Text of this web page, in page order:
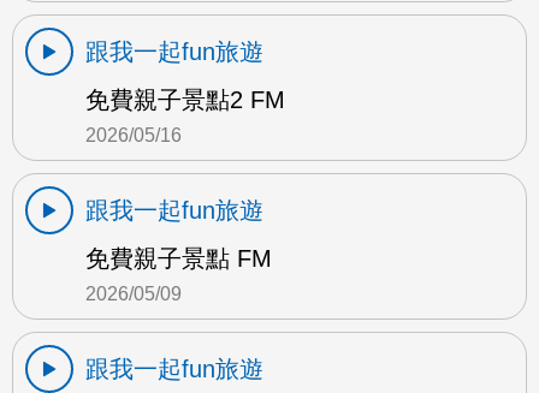
跟我一起fun旅遊
免費親子景點2 FM
2026/05/16
跟我一起fun旅遊
免費親子景點 FM
2026/05/09
跟我一起fun旅遊